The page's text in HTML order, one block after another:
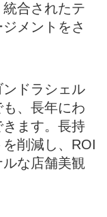
合されたテ
メントをさ
ドラシェル
、長年にわ
ます。長持
削減し、ROI
な店舗美観